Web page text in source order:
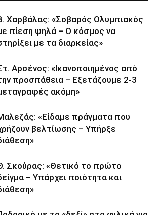
Χαρβάλας: «Σοβαρός Ολυμπιακός
πίεση ψηλά – Ο κόσμος να
με τα διαρκείας»
Αρσένος: «Ικανοποιημένος από
προσπάθεια – Εξετάζουμε 2-3
ακόμη»
«Είδαμε πράγματα που
βελτίωσης – Υπήρξε
Σκούρας: «Θετικό το πρώτο
– Υπάρχει ποιότητα και